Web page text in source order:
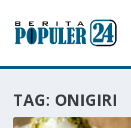
TAG: ONIGIRI